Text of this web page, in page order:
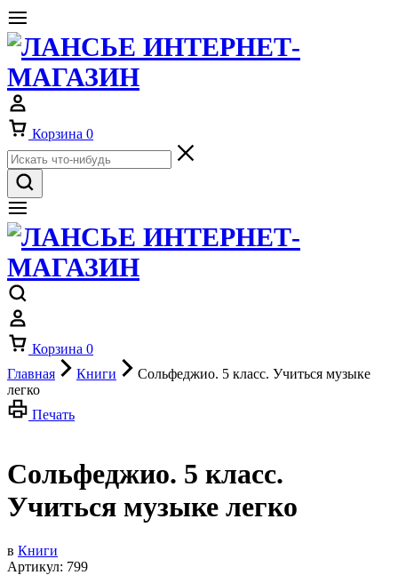
Корзина 0
Корзина 0
Главная
Книги
Сольфеджио. 5 класс. Учиться музыке
легко
Печать
Сольфеджио. 5 класс.
Учиться музыке легко
в Книги
Артикул: 799